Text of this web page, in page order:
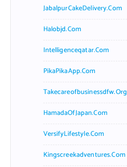
JabalpurCakeDelivery.com
Halobjd.com
Intelligenceqatar.com
PikaPikaApp.com
Takecareofbusinessdfw.org
HamadaOfJapan.com
VersifyLifestyle.com
Kingscreekadventures.com